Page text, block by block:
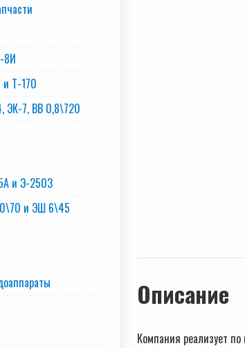
Описание
Компания реализует
8И
и Т-170
ЭК-7, ВВ 0,8\720
и Э-2503
и ЭШ 6\45